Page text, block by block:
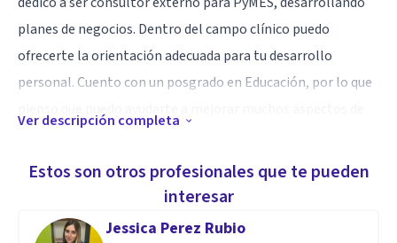
planes de negocios. Dentro del campo clínico puedo
ofrecerte la orientación adecuada para tu desarrollo
personal. Cuento con un posgrado en Educación, por lo que
Especialidad
nuestra vida diaria y entenderla puede traerte muchos
Ver descripción completa
Estos son otros profesionales que te pueden
interesar
Jessica Perez Rubio